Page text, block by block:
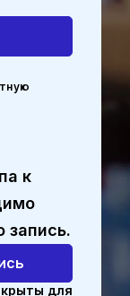
к
запись.
для